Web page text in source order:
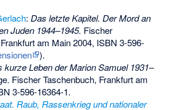
: Das letzte Kapitel. Der Mord an
Juden 1944–1945. Fischer
am Main 2004, ISBN 3-596-
).
kurze Leben der Marion Samuel 1931–
Fischer Taschenbuch, Frankfurt am
3-596-16364-1.
Raub, Rassenkrieg und nationaler